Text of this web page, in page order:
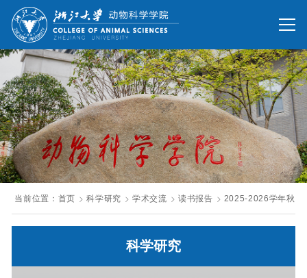
网站首页
院情总览
师资队伍
人才培养
科学研究
国际交流
发展联络
旧版回顾
当前位置： 首页 科学研究 学术交流 读书报告 2025-2026学年秋冬
科学研究